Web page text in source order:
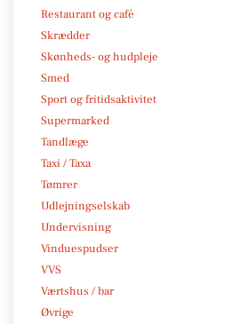
Restaurant og café
Skrædder
Skønheds- og hudpleje
Smed
Sport og fritidsaktivitet
Supermarked
Tandlæge
Taxi / Taxa
Tømrer
Udlejningselskab
Undervisning
Vinduespudser
VVS
Værtshus / bar
Øvrige